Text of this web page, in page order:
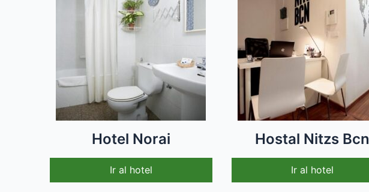
Hotel Norai
Ir al hotel
Hostal Nitzs Bcn
Ir al hotel